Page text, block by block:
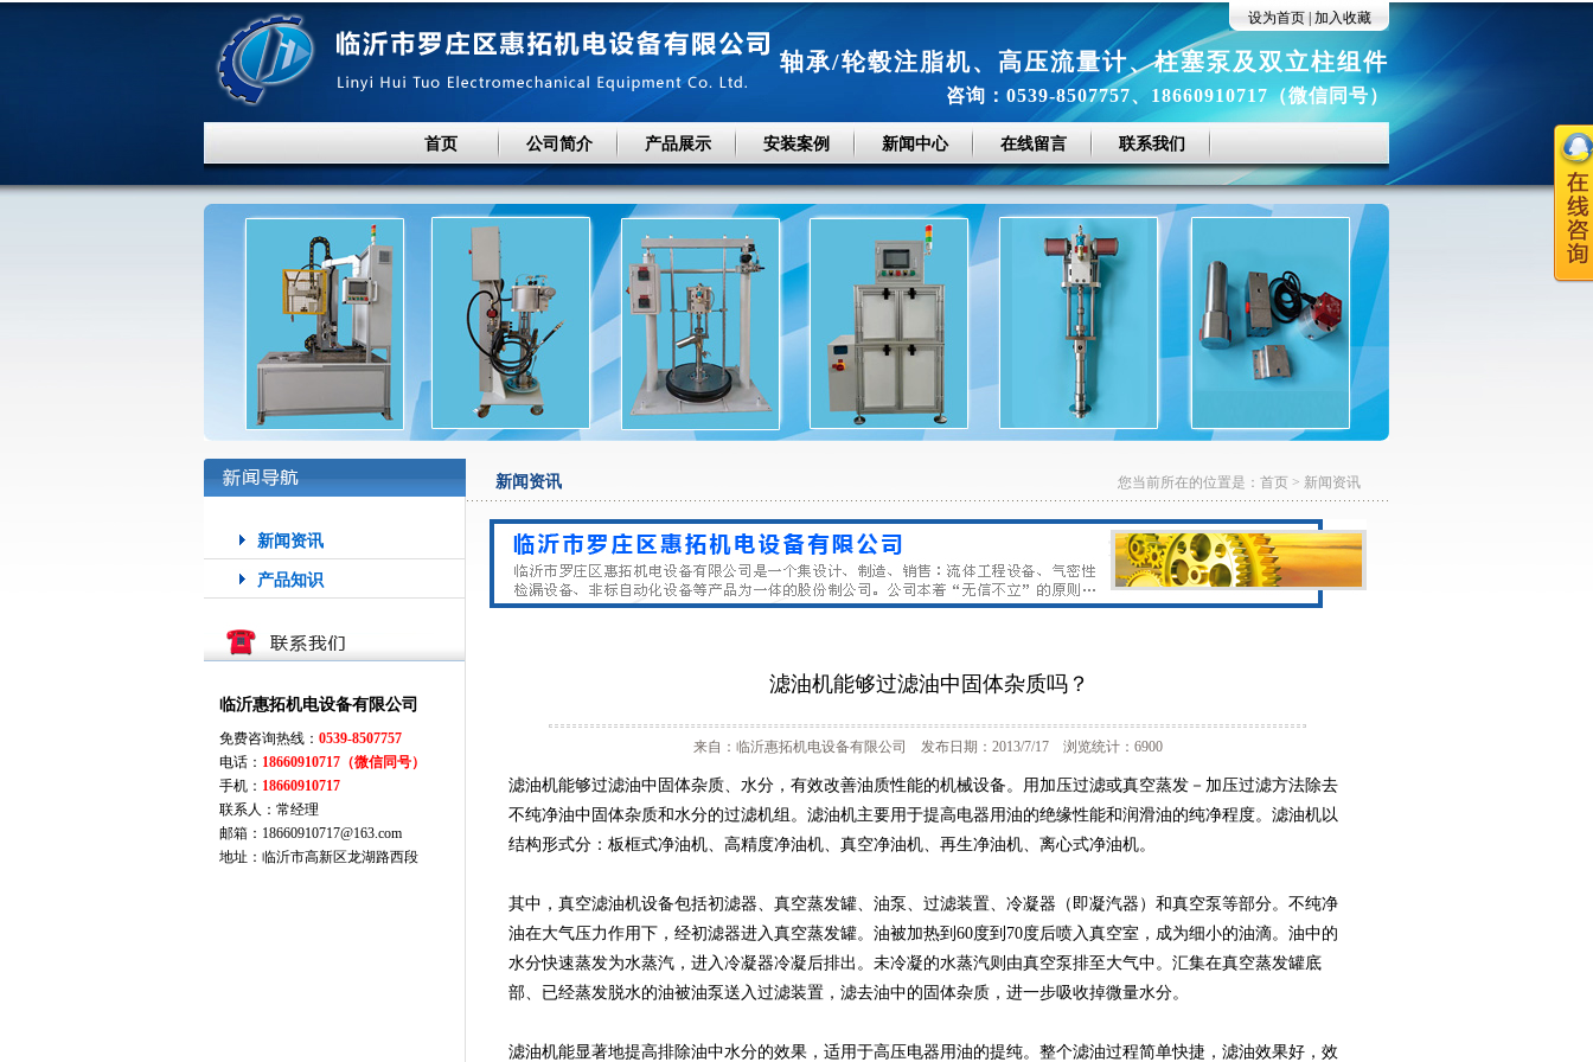
设为首页| 加入收藏
轴承/轮毂注脂机、 高压流量计、柱塞泵及双立柱组件
咨询：0539-8507757、18660910717（微信同号）
首页 公司简介 产品展示 安装案例 新闻中心 在线留言 联系我们
新闻资讯
产品知识
临沂惠拓机电设备有限公司
免费咨询热线： 0539-8507757
电话： 18660910717（微信同号）
手机： 18660910717
联系人：常经理
邮箱：18660910717@163.com
地址：临沂市高新区龙湖路西段
新闻资讯 您当前所在的位置是： 首页> 新闻资讯
滤油机能够过滤油中固体杂质吗？
来自：临沂惠拓机电设备有限公司 发布日期：2013/7/17 浏览统计：6900
滤油机能够过滤油中固体杂质、水分，有效改善油质性能的机械设备。用加压过滤或真空蒸发－加压过滤方法除去
不纯净油中固体杂质和水分的过滤机组。滤油机主要用于提高电器用油的绝缘性能和润滑油的纯净程度。滤油机以
结构形式分：板框式净油机、高精度净油机、真空净油机、再生净油机、离心式净油机。
其中，真空滤油机设备包括初滤器、真空蒸发罐、油泵、过滤装置、冷凝器（即凝汽器）和真空泵等部分。不纯净
油在大气压力作用下，经初滤器进入真空蒸发罐。油被加热到60度到70度后喷入真空室，成为细小的油滴。油中的
水分快速蒸发为水蒸汽，进入冷凝器冷凝后排出。未冷凝的水蒸汽则由真空泵排至大气中。汇集在真空蒸发罐底
部、已经蒸发脱水的油被油泵送入过滤装置，滤去油中的固体杂质，进一步吸收掉微量水分。
滤油机能显著地提高排除油中水分的效果，适用于高压电器用油的提纯。整个滤油过程简单快捷，滤油效果好，效